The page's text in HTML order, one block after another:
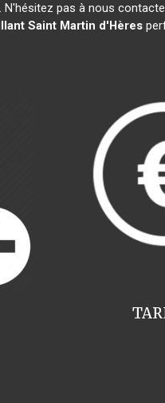
pas à nous
Saint Martin d'Hères